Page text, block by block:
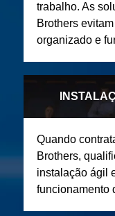
trabalho. As
Brothers
organizado e
Quando
Brothers,
instalação ágil
funcionamento